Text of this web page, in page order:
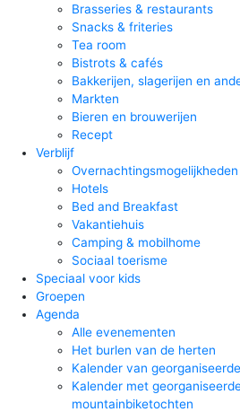
Brasseries & restaurants
Snacks & friteries
Tea room
Bistrots & cafés
Bakkerijen, slagerijen en
Markten
Bieren en brouwerijen
Recept
Verblijf
Overnachtingsmogelijkheden
Hotels
Bed and Breakfast
Vakantiehuis
Camping & mobilhome
Sociaal toerisme
Speciaal voor kids
Groepen
Agenda
Alle evenementen
Het burlen van de herten
Kalender van
Kalender met
mountainbiketochten